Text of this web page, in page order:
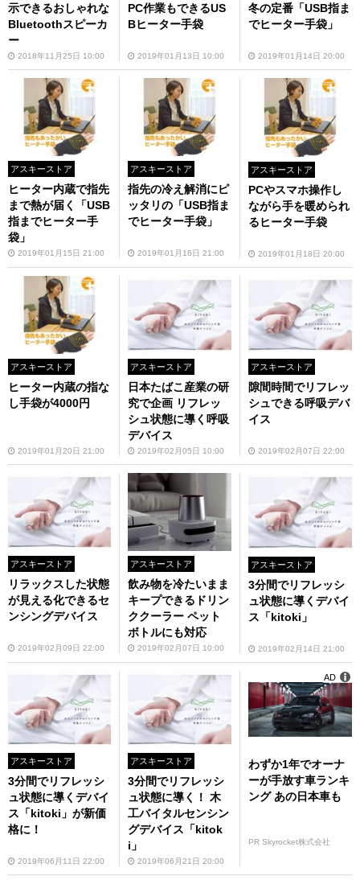
示できるおしゃれな
Bluetoothスピーカ
ー
2018年11月25日 10:00
PC作業もできるUS
Bヒーター手袋
2019年01月13日 10:00
冬の定番「USB指ま
でヒーター手袋」
2019年01月14日 20:00
アスキーストア
ヒーター内蔵で指先
まで熱が届く「USB
指までヒーター手
袋」
2019年01月15日 21:00
アスキーストア
指先の冷え解消にピ
ッタリの「USB指ま
でヒーター手袋」
2019年01月16日 21:00
アスキーストア
PCやスマホ操作し
ながら手を暖められ
るヒーター手袋
2019年01月18日 20:00
アスキーストア
ヒーター内蔵の指な
し手袋が4000円
2019年01月20日 21:00
アスキーストア
日本たばこ産業の研
究で企画 リフレッ
シュ状態に導く呼吸
デバイス
2019年02月05日 10:00
アスキーストア
隙間時間でリフレッ
シュできる呼吸デバ
イス
2019年02月07日 22:00
アスキーストア
リラックスした状態
が見える化できるセ
ンシングデバイス
2019年02月09日 22:00
アスキーストア
飲み物を冷たいまま
キープできるドリン
ククーラー ペット
ボトルにも対応
2019年02月07日 10:00
アスキーストア
3分間でリフレッシ
ュ状態に導くデバイ
ス「kitoki」
2019年02月14日 21:00
アスキーストア
3分間でリフレッシ
ュ状態に導くデバイ
ス「kitoki」が新価
格に！
2019年06月11日 22:00
アスキーストア
3分間でリフレッシ
ュ状態に導く！ 木
工バイタルセンシン
グデバイス「kitok
i」
2019年06月21日 20:00
わずか1年でオーナ
ーが手放す車ランキ
ング あの日本車も
PR Skyrocket株式会社
AD